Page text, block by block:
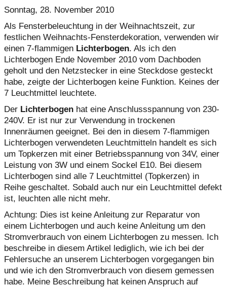
Sonntag, 28. November 2010
Als Fensterbeleuchtung in der Weihnachtszeit, zur
festlichen Weihnachts-Fensterdekoration, verwenden wir
einen 7-flammigen Lichterbogen. Als ich den
Lichterbogen Ende November 2010 vom Dachboden
geholt und den Netzstecker in eine Steckdose gesteckt
habe, zeigte der Lichterbogen keine Funktion. Keines der
7 Leuchtmittel leuchtete.
Der Lichterbogen hat eine Anschlussspannung von 230-
240V. Er ist nur zur Verwendung in trockenen
Innenräumen geeignet. Bei den in diesem 7-flammigen
Lichterbogen verwendeten Leuchtmitteln handelt es sich
um Topkerzen mit einer Betriebsspannung von 34V, einer
Leistung von 3W und einem Sockel E10. Bei diesem
Lichterbogen sind alle 7 Leuchtmittel (Topkerzen) in
Reihe geschaltet. Sobald auch nur ein Leuchtmittel defekt
ist, leuchten alle nicht mehr.
Achtung: Dies ist keine Anleitung zur Reparatur von
einem Lichterbogen und auch keine Anleitung um den
Stromverbrauch von einem Lichterbogen zu messen. Ich
beschreibe in diesem Artikel lediglich, wie ich bei der
Fehlersuche an unserem Lichterbogen vorgegangen bin
und wie ich den Stromverbrauch von diesem gemessen
habe. Meine Beschreibung hat keinen Anspruch auf